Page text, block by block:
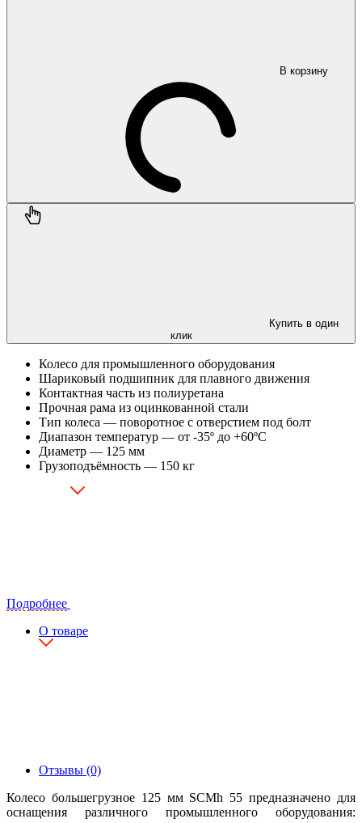
В корзину
Купить в один
клик
Колесо для промышленного оборудования
Шариковый подшипник для плавного движения
Контактная часть из полиуретана
Прочная рама из оцинкованной стали
Тип колеса — поворотное с отверстием под болт
Диапазон температур — от -35º до +60ºC
Диаметр — 125 мм
Грузоподъёмность — 150 кг
Подробнее
О товаре
Отзывы (0)
Колесо большегрузное 125 мм SCMh 55 предназначено для
оснащения различного промышленного оборудования: